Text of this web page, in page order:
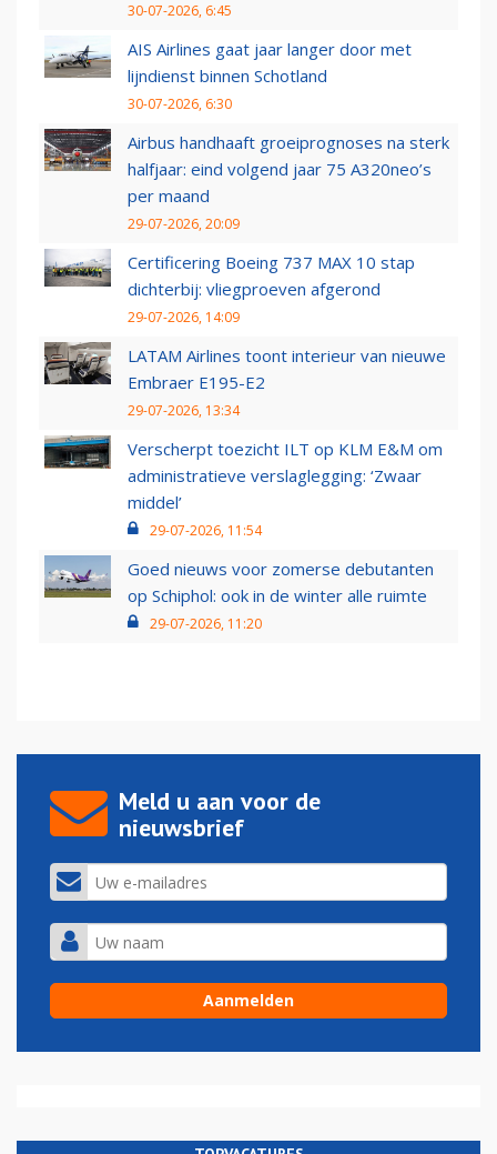
30-07-2026, 6:45
AIS Airlines gaat jaar langer door met
lijndienst binnen Schotland
30-07-2026, 6:30
Airbus handhaaft groeiprognoses na sterk
halfjaar: eind volgend jaar 75 A320neo’s
per maand
29-07-2026, 20:09
Certificering Boeing 737 MAX 10 stap
dichterbij: vliegproeven afgerond
29-07-2026, 14:09
LATAM Airlines toont interieur van nieuwe
Embraer E195-E2
29-07-2026, 13:34
Verscherpt toezicht ILT op KLM E&M om
administratieve verslaglegging: ‘Zwaar
middel’
29-07-2026, 11:54
Goed nieuws voor zomerse debutanten
op Schiphol: ook in de winter alle ruimte
29-07-2026, 11:20
Meld u aan voor de
nieuwsbrief